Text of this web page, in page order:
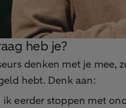
heb je?
denken met je mee,
hebt. Denk aan:
ik eerder stoppen met